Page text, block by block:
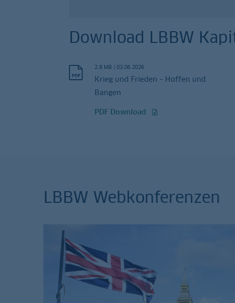
Download LBBW
2.8 MB | 03.06.2026
Krieg und Frieden – Hoffen und
Bangen
PDF Download
LBBW Webkonferenzen